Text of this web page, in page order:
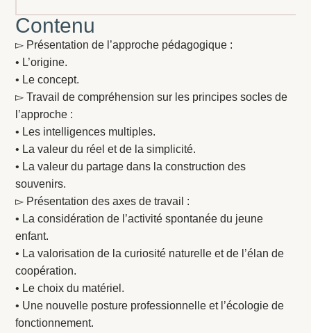
Contenu
▻ Présentation de l’approche pédagogique :
• L’origine.
• Le concept.
▻ Travail de compréhension sur les principes socles de
l’approche :
• Les intelligences multiples.
• La valeur du réel et de la simplicité.
• La valeur du partage dans la construction des
souvenirs.
▻ Présentation des axes de travail :
• La considération de l’activité spontanée du jeune
enfant.
• La valorisation de la curiosité naturelle et de l’élan de
coopération.
• Le choix du matériel.
• Une nouvelle posture professionnelle et l’écologie de
fonctionnement.